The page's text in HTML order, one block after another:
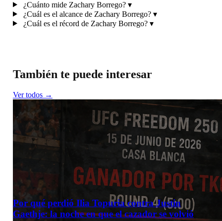
¿Cuánto mide Zachary Borrego? ▾
¿Cuál es el alcance de Zachary Borrego? ▾
¿Cuál es el récord de Zachary Borrego? ▾
También te puede interesar
Ver todos →
Por qué perdió Ilia Topuria contra Justin
Gaethje: la noche en que el cazador se volvió